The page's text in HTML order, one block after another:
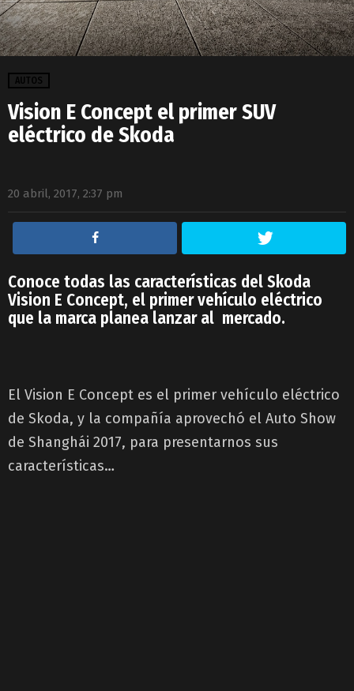
AUTOS
Vision E Concept el primer SUV
eléctrico de Skoda
20 abril, 2017, 2:37 pm
Conoce todas las características del Skoda
Vision E Concept, el primer vehículo eléctrico
que la marca planea lanzar al mercado.
El Vision E Concept es el primer vehículo eléctrico
de Skoda, y la compañía aprovechó el Auto Show
de Shanghái 2017, para presentarnos sus
características…